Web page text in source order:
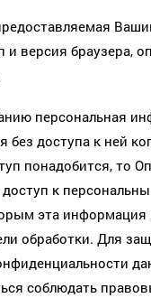
и версия браузера,
персональная
без доступа к ней
понадобится, то
доступ к
эта информация
обработки. Для
соблюдать